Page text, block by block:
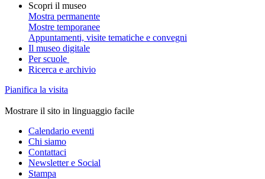
Scopri il museo
Mostra permanente
Mostre temporanee
Appuntamenti, visite tematiche e convegni
Il museo digitale
Per scuole
Ricerca e archivio
Pianifica la visita
Mostrare il sito in linguaggio facile
Calendario eventi
Chi siamo
Contattaci
Newsletter e Social
Stampa